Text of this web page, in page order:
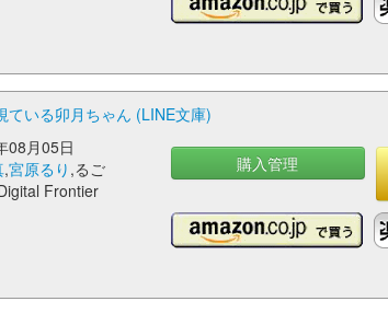
ている卯月ちゃん (LINE文庫)
08月05日
,宮原るり ,るご
Frontier
購入管理